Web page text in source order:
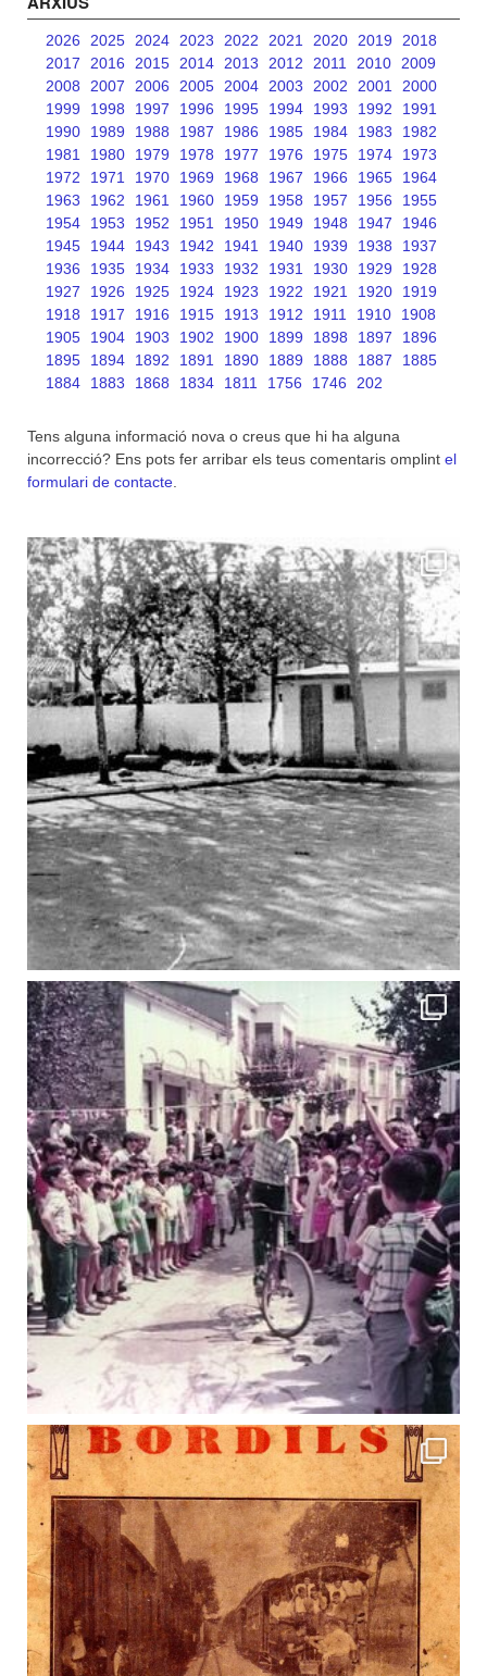
2026 2025 2024 2023 2022 2021 2020 2019
2018
2017
2016 2015 2014 2013 2012 2011 2010
2009
2008
2007 2006 2005 2004 2003 2002 2001
2000
1999
1998 1997 1996 1995 1994 1993 1992
1991
1990
1989 1988 1987 1986 1985 1984 1983
1982
1981
1980 1979 1978 1977 1976 1975 1974
1973
1972
1971 1970 1969 1968 1967 1966 1965
1964
1963
1962 1961 1960 1959 1958 1957 1956
1955
1954
1953 1952 1951 1950 1949 1948 1947
1946
1945
1944 1943 1942 1941 1940 1939 1938
1937
1936
1935 1934 1933 1932 1931 1930 1929
1928
1927
1926 1925 1924 1923 1922 1921 1920
1919
1918
1917 1916 1915 1913 1912 1911 1910
1908
1905
1904 1903 1902 1900 1899 1898 1897
1896
1895
1894 1892 1891 1890 1889 1888 1887
1885
1884
1883 1868 1834 1811 1756 1746 202
Tens alguna informació nova o creus que hi ha alguna
incorrecció? Ens pots fer arribar els teus comentaris omplint el
formulari de contacte